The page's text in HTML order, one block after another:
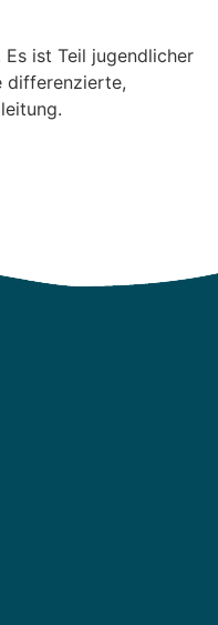
ist Teil jugendlicher
differenzierte,